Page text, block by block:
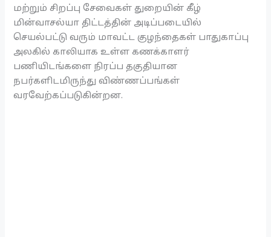
மற்றும் சிறப்பு சேவைகள் துறையின் கீழ்
மின்வாசல்யா திட்டத்தின் அடிப்படையில்
செயல்பட்டு வரும் மாவட்ட குழந்தைகள் பாதுகாப்பு
அலகில் காலியாக உள்ள கணக்காளர்
பணியிடங்களை நிரப்ப தகுதியான
நபர்களிடமிருந்து விண்ணப்பங்கள்
வரவேற்கப்படுகின்றன.